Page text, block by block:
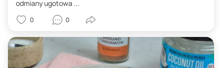
odmiany ugotowa ...
0 0